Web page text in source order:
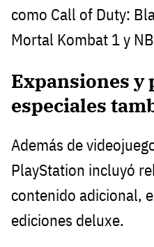
como Call of Duty:
Mortal Kombat 1 y
Expansiones y
especiales
Además de
PlayStation incluyó
contenido adicional,
ediciones deluxe.